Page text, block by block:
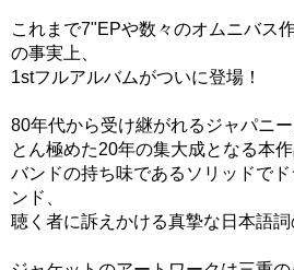
これまで7"EPや数々のオムニバス
の事実上、
1stフルアルバムがついに登場！
80年代から受け継がれるジャパニ
とん極めた20年の集大成となる本作
バンドの持ち味であるソリッドで
ンド、
聴く者に訴えかける真摯な日本語詞